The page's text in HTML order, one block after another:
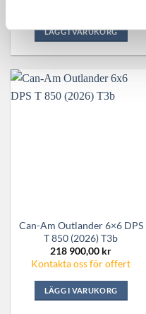
LÄGG I VARUKORG
Can-Am Outlander 6×6 DPS
T 850 (2026) T3b
218 900,00 kr
Kontakta oss för offert
LÄGG I VARUKORG